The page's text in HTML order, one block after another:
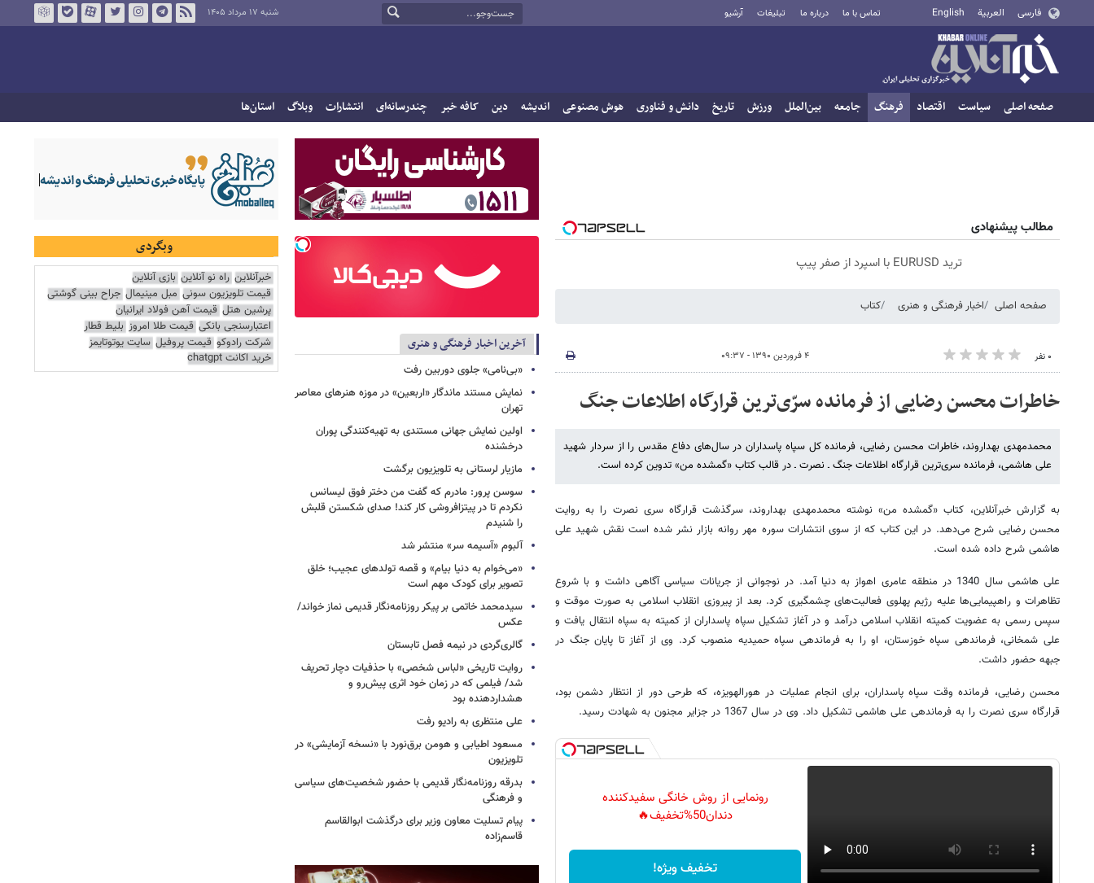
فارسی العربية English تماس با ما درباره ما تبلیغات آرشیو شنبه ۱۷ مرداد ۱۴۰۵
صفحه اصلی سیاست اقتصاد فرهنگ جامعه بین‌الملل ورزش تاریخ دانش و فناوری هوش مصنوعی اندیشه دین کافه خبر چندرسانه‌ای انتشارات وبلاگ استان‌ها
مطالب پیشنهادی
ترید EURUSD با اسپرد از صفر پیپ
صفحه اصلی اخبار فرهنگی و هنری کتاب
۰ نفر ۴ فروردین ۱۳۹۰ - ۰۹:۳۷
خاطرات محسن رضایی از فرمانده سرّی‌ترین قرارگاه اطلاعات جنگ
محمدمهدی بهداروند، خاطرات محسن رضایی، فرمانده کل سپاه پاسداران در سال‌های دفاع مقدس را از سردار شهید
علی هاشمی، فرمانده سری‌ترین قرارگاه اطلاعات جنگ ـ نصرت ـ در قالب کتاب «گمشده من» تدوین کرده است.
به گزارش خبرآنلاین، کتاب «گمشده من» نوشته محمدمهدی بهداروند، سرگذشت قرارگاه سری نصرت را به روایت
محسن رضایی شرح می‌دهد. در این کتاب که از سوی انتشارات سوره مهر روانه بازار نشر شده است نقش شهید علی
هاشمی شرح داده شده است.
علی هاشمی سال 1340 در منطقه عامری اهواز به دنیا آمد. در نوجوانی از جریانات سیاسی آگاهی داشت و با شروع
تظاهرات و راهپیمایی‌ها علیه رژیم پهلوی فعالیت‌های چشمگیری کرد. بعد از پیروزی انقلاب اسلامی به صورت موقت و
سپس رسمی به عضویت کمیته انقلاب اسلامی درآمد و در آغاز تشکیل سپاه پاسداران از کمیته به سپاه انتقال یافت و
علی شمخانی، فرماندهی سپاه خوزستان، او را به فرماندهی سپاه حمیدیه منصوب کرد. وی از آغاز تا پایان جنگ در
جبهه حضور داشت.
محسن رضایی، فرمانده وقت سپاه پاسداران، برای انجام عملیات در هورالهویزه، که طرحی دور از انتظار دشمن بود،
قرارگاه سری نصرت را به فرماندهی علی هاشمی تشکیل داد. وی در سال 1367 در جزایر مجنون به شهادت رسید.
رونمایی از روش خانگی سفیدکننده
دندان50%تخفیف🔥
تخفیف ویژه!
آخرین اخبار فرهنگی و هنری
«بی‌نامی» جلوی دوربین رفت
نمایش مستند ماندگار «اربعین» در موزه هنرهای معاصر
تهران
اولین نمایش جهانی مستندی به تهیه‌کنندگی پوران
درخشنده
مازیار لرستانی به تلویزیون برگشت
سوسن پرور: مادرم که گفت من دختر فوق‌ لیسانس
نکردم تا در پیتزافروشی کار کند! صدای شکستن قلبش
را شنیدم
آلبوم «آسیمه سر» منتشر شد
«می‌خوام به دنیا بیام» و قصه تولدهای عجیب؛ خلق
تصویر برای کودک مهم است
سیدمحمد خاتمی بر پیکر روزنامه‌نگار قدیمی نماز خواند/
عکس
گالری‌گردی در نیمه فصل تابستان
روایت تاریخی «لباس شخصی» با حذفیات دچار تحریف
شد/ فیلمی که در زمان خود اثری پیش‌رو و
هشداردهنده بود
علی منتظری به رادیو رفت
مسعود اطیابی و هومن برق‌نورد با «نسخه آزمایشی» در
تلویزیون
بدرقه روزنامه‌نگار قدیمی با حضور شخصیت‌های سیاسی
و فرهنگی
پیام تسلیت معاون وزیر برای درگذشت ابوالقاسم
قاسم‌زاده
وبگردی
خبرآنلاین راه نو آنلاین بازی آنلاین
قیمت تلویزیون سونی مبل مینیمال جراح بینی گوشتی
پرشین هتل قیمت آهن فولاد ایرانیان
اعتبارسنجی بانکی قیمت طلا امروز بلیط قطار
شرکت رادوکو قیمت پروفیل سایت یوتوتایمز
خرید اکانت chatgpt